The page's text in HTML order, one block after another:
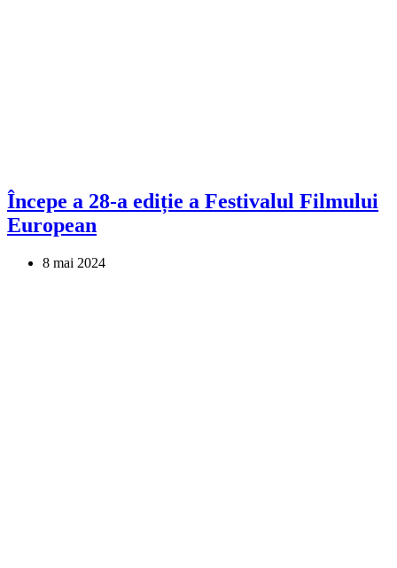
Începe a 28-a ediție a Festivalul Filmului
European
8 mai 2024